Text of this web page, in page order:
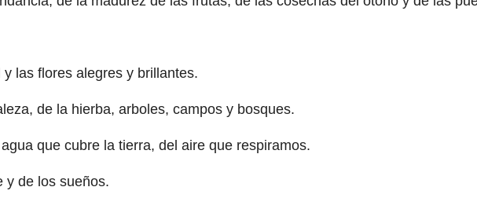
las flores alegres y brillantes.
de la hierba, arboles, campos y bosques.
que cubre la tierra, del aire que respiramos.
y de los sueños.